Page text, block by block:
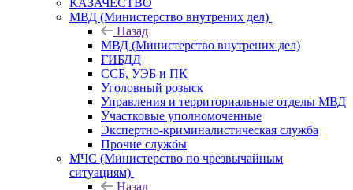
КАЗАЧЕСТВО
МВД (Министерство внутрених дел)
Назад
МВД (Министерство внутрених дел)
ГИБДД
ССБ, УЭБ и ПК
Уголовный розыск
Управления и территориальные отделы МВД
Участковые уполномоченные
Экспертно-криминалистическая служба
Прочие службы
МЧС (Министерство по чрезвычайным
ситуациям)
Назад